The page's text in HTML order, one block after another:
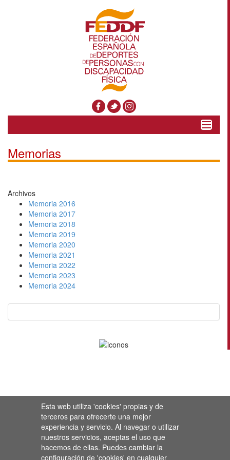
Esta web utiliza 'cookies' propias y de
terceros para ofrecerte una mejor
experiencia y servicio. Al navegar o utilizar
nuestros servicios, aceptas el uso que
hacemos de ellas. Puedes cambiar la
configuración de 'cookies' en cualquier
Toggle
Memorias
Archivos
Memoria 2016
Memoria 2017
Memoria 2018
Memoria 2019
Memoria 2020
Memoria 2021
Memoria 2022
Memoria 2023
Memoria 2024